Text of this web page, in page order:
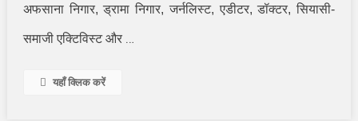
अफसाना निगार,ड्रामा निगार,जर्नलिस्ट,एडीटर,डॉक्टर,सियासी-
समाजी एक्टिविस्ट और …
यहाँ क्लिक करें